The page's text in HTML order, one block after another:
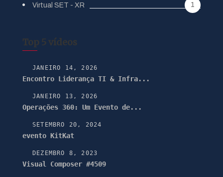
Virtual SET - XR 1
Top 5 vídeos
JANEIRO 14, 2026
Encontro Liderança TI & Infra...
JANEIRO 13, 2026
Operações 360: Um Evento de...
SETEMBRO 20, 2024
evento KitKat
DEZEMBRO 8, 2023
Visual Composer #4509